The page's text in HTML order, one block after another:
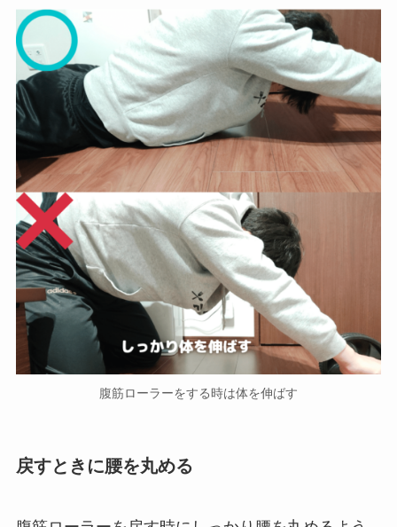
腹筋ローラーをする時は体を伸ばす
戻すときに腰を丸める